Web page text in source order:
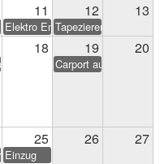
11 12 13
Elektro Endarbeiten
Tapezieren &
18 19 20
Carport aufstellen
25 26 27
Einzug